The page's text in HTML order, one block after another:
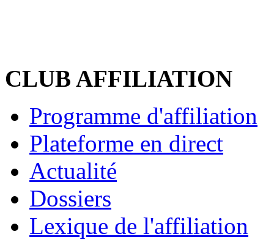
CLUB AFFILIATION
Programme d'affiliation
Plateforme en direct
Actualité
Dossiers
Lexique de l'affiliation